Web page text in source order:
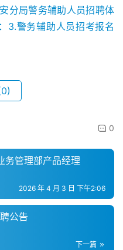
分局警务辅助人员招聘体
3.警务辅助人员招考报名
0
务管理部产品经理
2026 年 4 月 3 日 下午2:06
公告
下一篇